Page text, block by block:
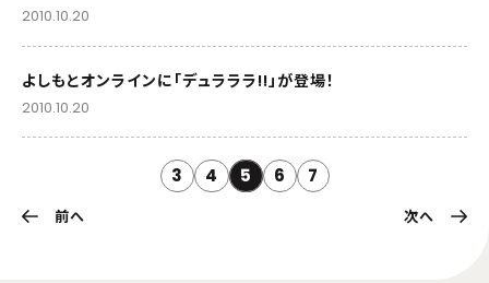
2010.10.20
よしもとオンラインに「デュラララ!!」が登場！
2010.10.20
3 4 5 6 7
前へ 次へ